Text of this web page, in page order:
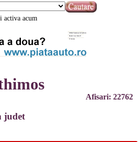
activa acum
Afisari: 22762
judet